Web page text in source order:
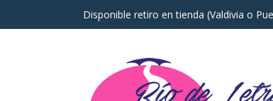
Disponible retiro en tienda (Valdivia o